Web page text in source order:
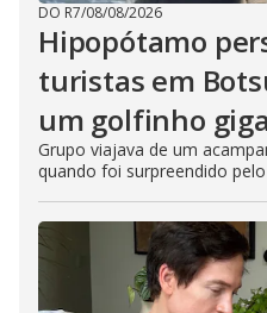
DO R7/08/08/2026
Hipopótamo
turistas em
um golfinho
Grupo viajava de um
quando foi surpreendido